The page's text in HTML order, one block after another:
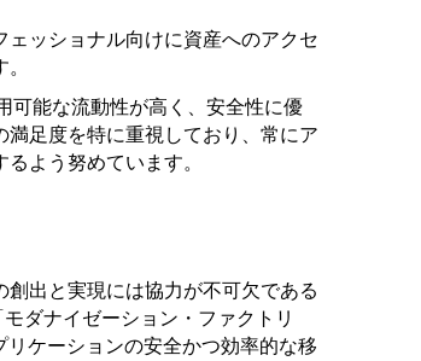
ッショナル向けに資産へのアクセ
可能な流動性が高く、安全性に優
足度を特に重視しており、常にア
よう努めています。
出と実現には協力が不可欠である
ダナイゼーション・ファクトリ
ケーションの安全かつ効率的な移